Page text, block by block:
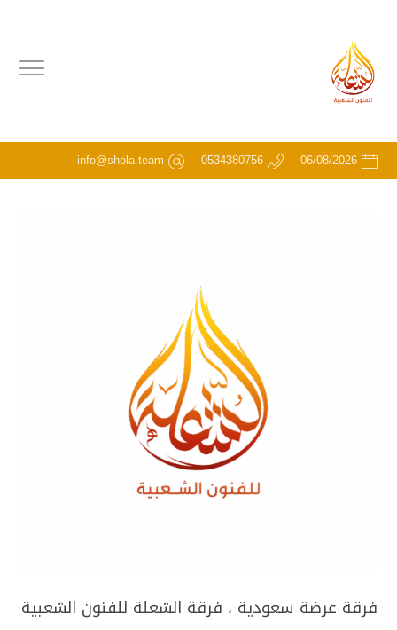
06/08/2026
0534380756
info@shola.team
فرقة عرضة سعودية ، فرقة الشعلة للفنون الشعبية